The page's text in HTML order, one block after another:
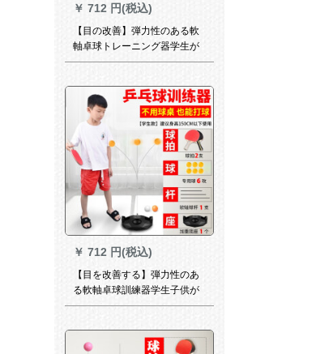
￥ 712 円(税込)
【目の改善】弾力性のある軟
軸卓球トレーニング器学生が
卓球ラッケトの訓練神器にボ
ディング器具を供給します。
家庭用大人用の金1.15-13調整
です。【2拍+6球+1シャフト
を送ります。】
￥ 712 円(税込)
【目を改善する】弾力性のあ
る軟軸卓球訓練器学生子供が
卓球ラケットの訓練神器にボ
グ器具家庭用子供向け0.9-1.1
調整可能【2拍+6球+1軟軸を